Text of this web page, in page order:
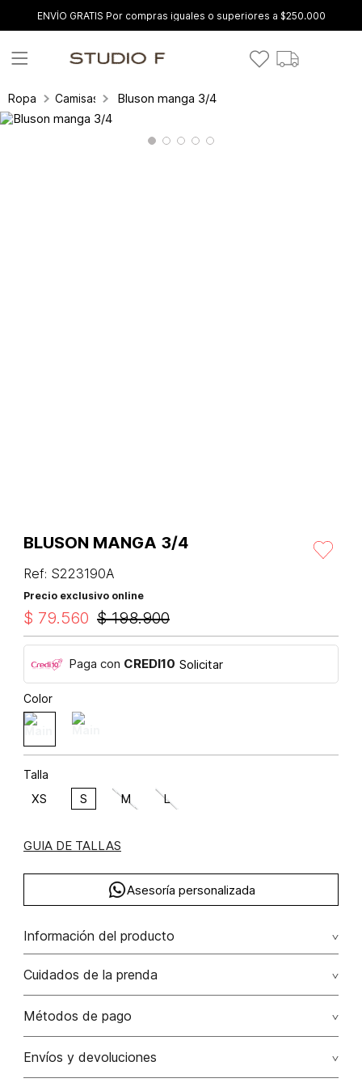
ENVÍO GRATIS Por compras iguales o superiores a $250.000
Ropa Camisas y blusasBluson manga 3/4
BLUSON MANGA 3/4
Ref: S223190A
Precio exclusivo online
$ 198.900
$ 79.560
Paga con CREDI10 Solicitar
Color
Talla
XS S M L
GUIA DE TALLAS
Asesoría personalizada
Información del producto
viscosa 87% poliamida 13% 87.00% viscosa/viscose13.00%
poliamida/polyamide
Cuidados de la prenda
Lavar a mano por separado / no dejar en remojo / no
No usar lejia
Métodos de pago
Tarjetas de crédito: Visa, Dinners, Master Card y American
Envíos y devoluciones